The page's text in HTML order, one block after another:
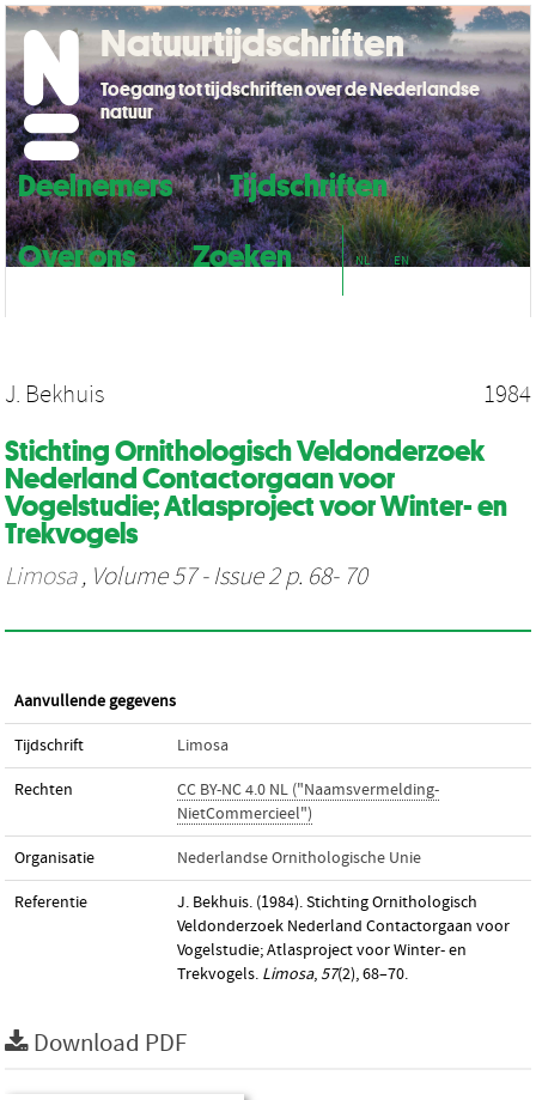
Deelnemers
Tijdschriften
Over ons
Zoeken NL EN
Natuurtijdschriften
Toegang tot tijdschriften over de Nederlandse
natuur
J. Bekhuis 1984
Stichting Ornithologisch Veldonderzoek
Nederland Contactorgaan voor
Vogelstudie; Atlasproject voor Winter- en
Trekvogels
Limosa, Volume 57 - Issue 2 p. 68- 70
Aanvullende gegevens
Tijdschrift Limosa
Rechten
CC BY-NC 4.0 NL ("Naamsvermelding-
NietCommercieel")
Organisatie Nederlandse Ornithologische Unie
Referentie
J. Bekhuis. (1984). Stichting Ornithologisch
Veldonderzoek Nederland Contactorgaan voor
Vogelstudie; Atlasproject voor Winter- en
Trekvogels. Limosa,57(2), 68–70.
Download PDF